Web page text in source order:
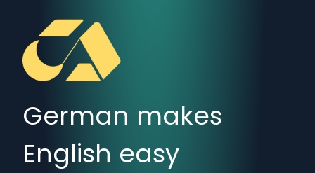
German makes
English easy